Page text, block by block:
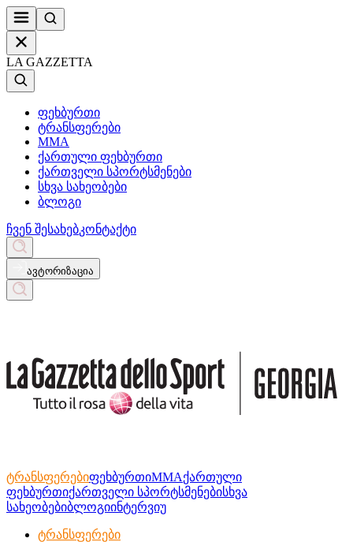
LA GAZZETTA
ფეხბურთი
ტრანსფერები
MMA
ქართული ფეხბურთი
ქართველი სპორტსმენები
სხვა სახეობები
ბლოგი
ჩვენ შესახებკონტაქტი
ავტორიზაცია
ტრანსფერებიფეხბურთიMMAქართული
ფეხბურთიქართველი სპორტსმენებისხვა
სახეობებიბლოგიინტერვიუ
ტრანსფერები